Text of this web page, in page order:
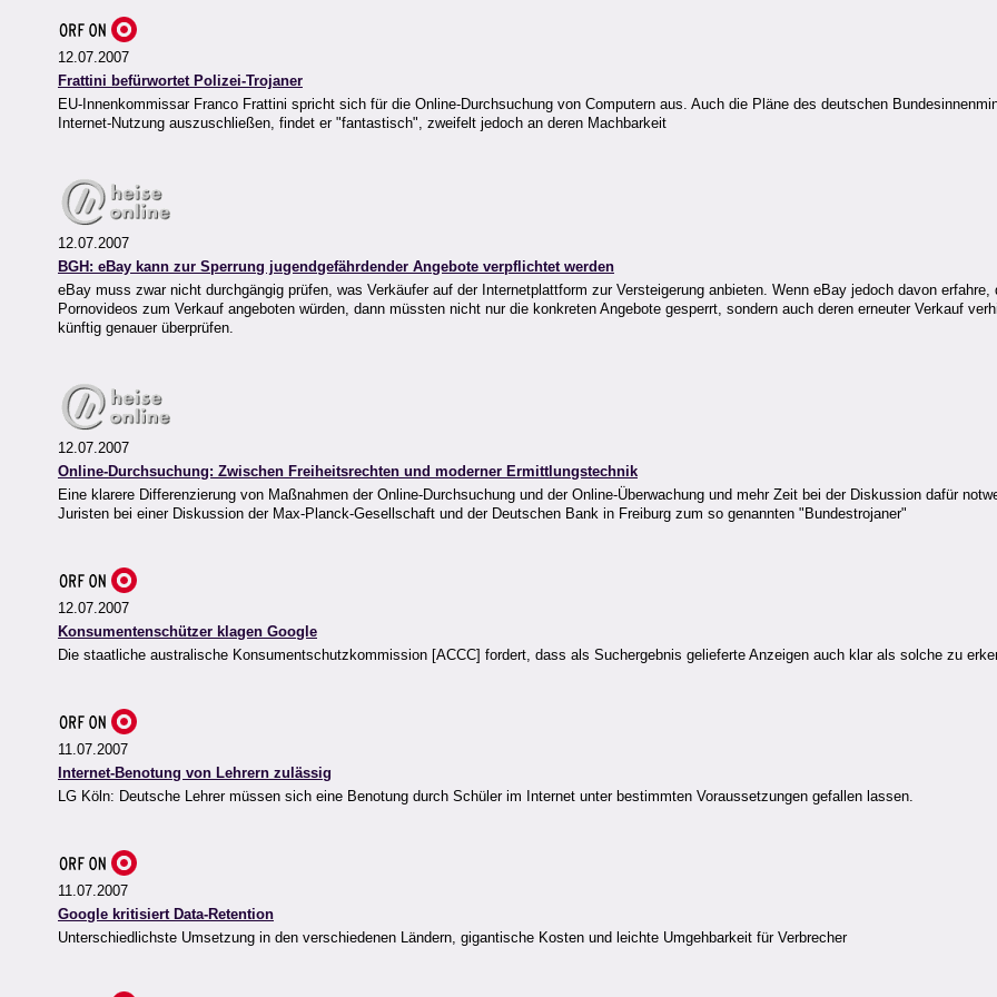
12.07.2007
Frattini befürwortet Polizei-Trojaner
EU-Innenkommissar Franco Frattini spricht sich für die Online-Durchsuchung von Computern aus. Auch die Pläne des deutschen
Internet-Nutzung auszuschließen, findet er "fantastisch", zweifelt jedoch an deren Machbarkeit
12.07.2007
BGH: eBay kann zur Sperrung jugendgefährdender Angebote verpflichtet werden
eBay muss zwar nicht durchgängig prüfen, was Verkäufer auf der Internetplattform zur Versteigerung anbieten. Wenn eBay jedoch davon
Pornovideos zum Verkauf angeboten würden, dann müssten nicht nur die konkreten Angebote gesperrt, sondern auch deren erneuter Verkauf
künftig genauer überprüfen.
12.07.2007
Online-Durchsuchung: Zwischen Freiheitsrechten und moderner Ermittlungstechnik
Eine klarere Differenzierung von Maßnahmen der Online-Durchsuchung und der Online-Überwachung und mehr Zeit bei der Diskussion dafür
Juristen bei einer Diskussion der Max-Planck-Gesellschaft und der Deutschen Bank in Freiburg zum so genannten "Bundestrojaner"
12.07.2007
Konsumentenschützer klagen Google
Die staatliche australische Konsumentschutzkommission [ACCC] fordert, dass als Suchergebnis gelieferte Anzeigen auch klar als solche zu
11.07.2007
Internet-Benotung von Lehrern zulässig
LG Köln: Deutsche Lehrer müssen sich eine Benotung durch Schüler im Internet unter bestimmten Voraussetzungen gefallen lassen.
11.07.2007
Google kritisiert Data-Retention
Unterschiedlichste Umsetzung in den verschiedenen Ländern, gigantische Kosten und leichte Umgehbarkeit für Verbrecher